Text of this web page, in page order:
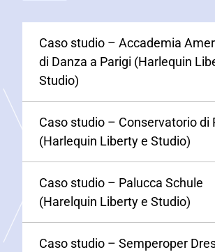
Caso studio – Accademia
di Danza a Parigi (Harlequin
Studio)
Caso studio – Conservatorio di
(Harlequin Liberty e Studio)
Caso studio – Palucca Schule
(Harelquin Liberty e Studio)
Caso studio – Semperoper